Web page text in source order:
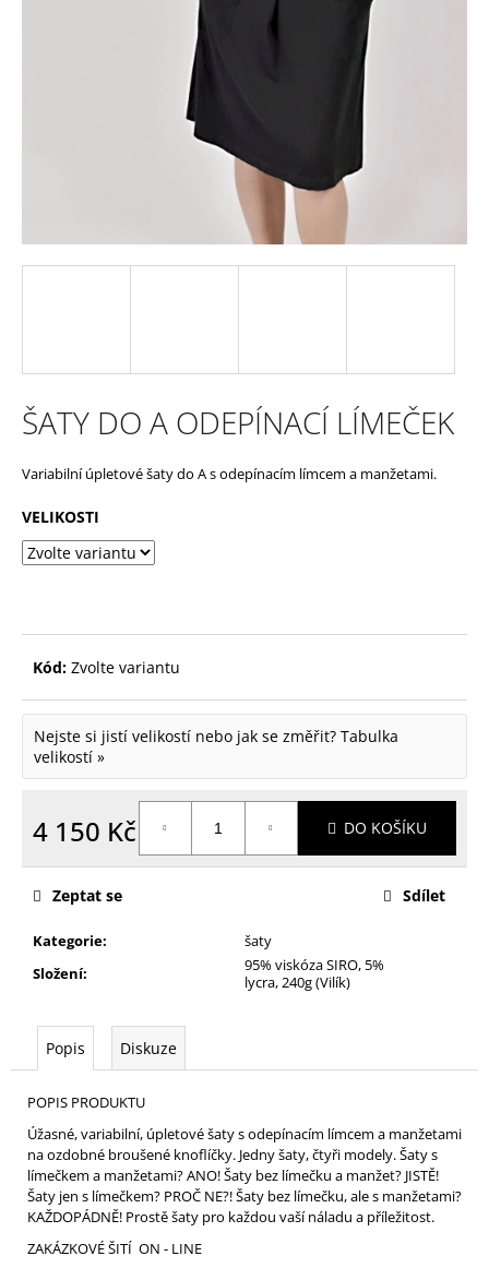
ŠATY DO A ODEPÍNACÍ LÍMEČEK
Variabilní úpletové šaty do A s odepínacím límcem a manžetami.
VELIKOSTI
Kód: Zvolte variantu
Nejste si jistí velikostí nebo jak se změřit? Tabulka
velikostí »
4 150 Kč DO KOŠÍKU
Kategorie:
šaty
Složení:
95% viskóza SIRO, 5%
lycra, 240g (Vilík)
Zeptat se Sdílet
Popis Diskuze
POPIS PRODUKTU
Úžasné, variabilní, úpletové šaty s odepínacím límcem a manžetami
na ozdobné broušené knoflíčky. Jedny šaty, čtyři modely. Šaty s
límečkem a manžetami? ANO! Šaty bez límečku a manžet? JISTĚ!
Šaty jen s límečkem? PROČ NE?! Šaty bez límečku, ale s manžetami?
KAŽDOPÁDNĚ! Prostě šaty pro každou vaší náladu a příležitost.
ZAKÁZKOVÉ ŠITÍ ON - LINE
o
p
o
č
u
j
e
m